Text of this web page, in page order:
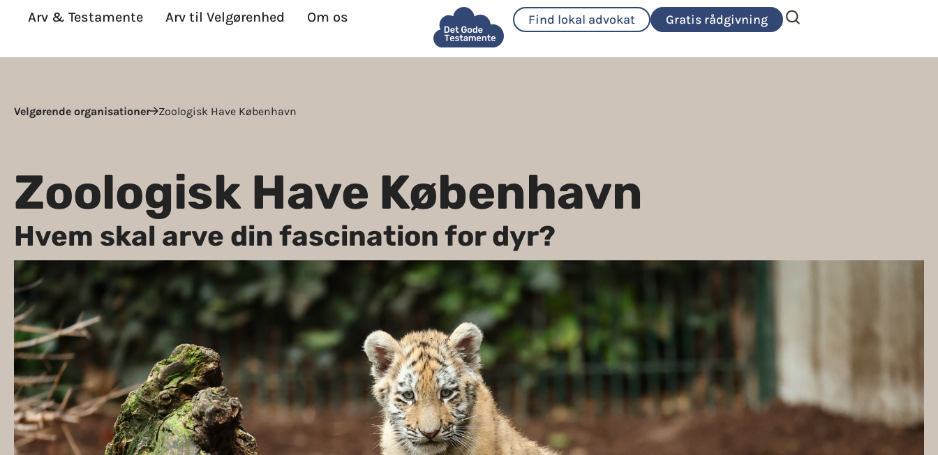
Arv & Testamente Arv til Velgørenhed Om os Find lokal advokat Gratis rådgivning
Velgørende organisationer Zoologisk Have København
Zoologisk Have København
Hvem skal arve din fascination for dyr?